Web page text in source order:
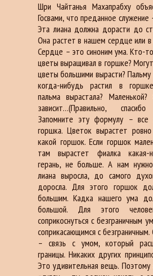
Шри Чайтанья Махапрабху
Госвами, что преданное служение
Эта лиана должна дорасти до
Она растет в нашем сердце или
Сердце – это синоним ума. Кто-
цветы выращивал в горшке?
цветы большими вырасти?
когда-нибудь растил в
пальма вырастала?
зависит…(Правильно,
Запомните эту формулу – все
горшка. Цветок вырастет ровно
какой горшок. Если горшок
там вырастет фиалка какая-
герань, не больше. А нам
лиана выросла, до самого
доросла. Для этого горшок
большим. Кадка нашего ума
большой. Для этого
соприкоснуться с безграничным
соприкасающимся с безграничным.
– связь с умом, который
границы. Никаких других
Это удивительная вещь. Поэтому